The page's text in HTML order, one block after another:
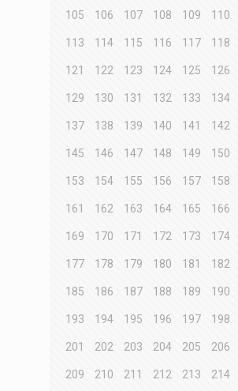
105 106 107 108 109 110
113 114 115 116 117 118
121 122 123 124 125 126
129 130 131 132 133 134
137 138 139 140 141 142
145 146 147 148 149 150
153 154 155 156 157 158
161 162 163 164 165 166
169 170 171 172 173 174
177 178 179 180 181 182
185 186 187 188 189 190
193 194 195 196 197 198
201 202 203 204 205 206
209 210 211 212 213 214